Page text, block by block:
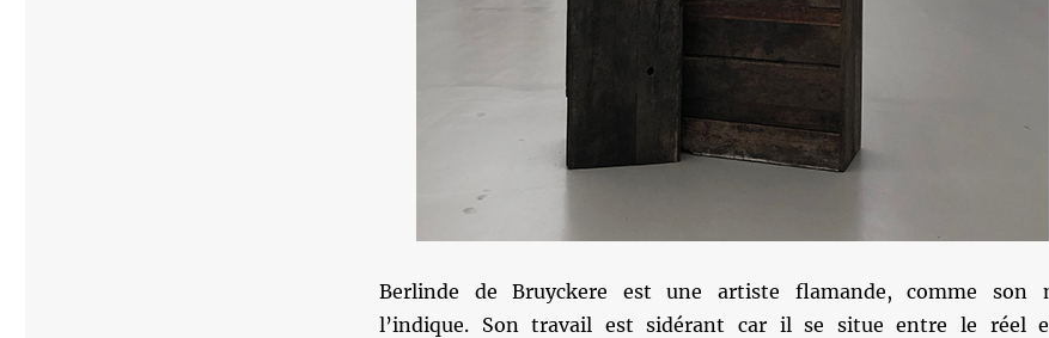
Berlinde de Bruyckere est une artiste flamande, comme son
l’indique. Son travail est sidérant car il se situe entre le réel